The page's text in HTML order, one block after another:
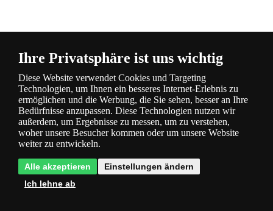
und Parameter
Ihre Privatsphäre ist uns wichtig
Diese Website verwendet Cookies und Targeting
Technologien, um Ihnen ein besseres Internet-Erlebnis zu
ermöglichen und die Werbung, die Sie sehen, besser an Ihre
Bedürfnisse anzupassen. Diese Technologien nutzen wir
außerdem, um Ergebnisse zu messen, um zu verstehen,
woher unsere Besucher kommen oder um unsere Website
weiter zu entwickeln.
Alle akzeptieren
Einstellungen ändern
Ich lehne ab